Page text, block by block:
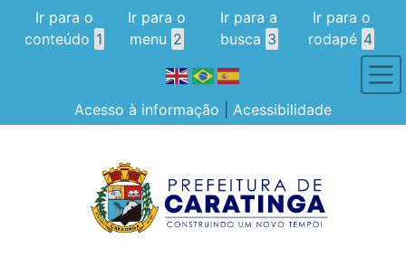
Ir para o
conteúdo 1
Ir para o
menu 2
Ir para a
busca 3
Ir para o
rodapé 4
Acesso à informação Acessibilidade